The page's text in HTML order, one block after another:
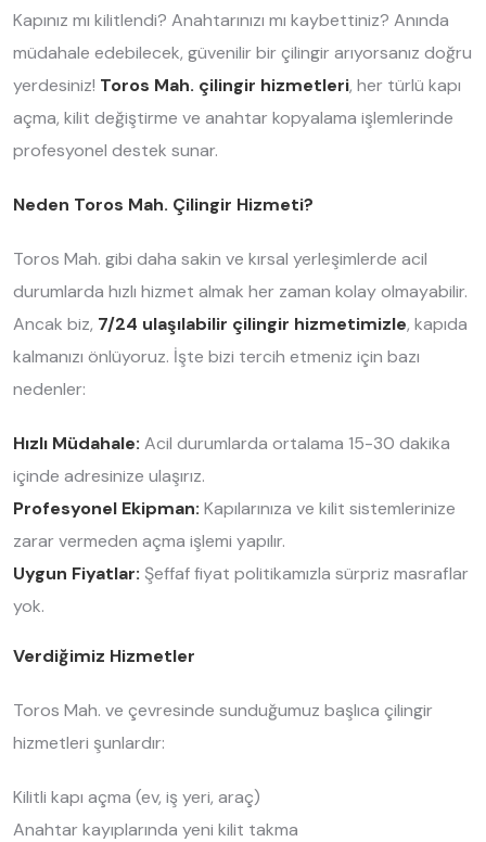
Kapınız mı kilitlendi? Anahtarınızı mı kaybettiniz? Anında
müdahale edebilecek, güvenilir bir çilingir arıyorsanız doğru
yerdesiniz! Toros Mah. çilingir hizmetleri, her türlü kapı
açma, kilit değiştirme ve anahtar kopyalama işlemlerinde
profesyonel destek sunar.
Neden Toros Mah. Çilingir Hizmeti?
Toros Mah. gibi daha sakin ve kırsal yerleşimlerde acil
durumlarda hızlı hizmet almak her zaman kolay olmayabilir.
Ancak biz, 7/24 ulaşılabilir çilingir hizmetimizle, kapıda
kalmanızı önlüyoruz. İşte bizi tercih etmeniz için bazı
nedenler:
Hızlı Müdahale: Acil durumlarda ortalama 15-30 dakika
içinde adresinize ulaşırız.
Profesyonel Ekipman: Kapılarınıza ve kilit sistemlerinize
zarar vermeden açma işlemi yapılır.
Uygun Fiyatlar: Şeffaf fiyat politikamızla sürpriz masraflar
yok.
Verdiğimiz Hizmetler
Toros Mah. ve çevresinde sunduğumuz başlıca çilingir
hizmetleri şunlardır:
Kilitli kapı açma (ev, iş yeri, araç)
Anahtar kayıplarında yeni kilit takma